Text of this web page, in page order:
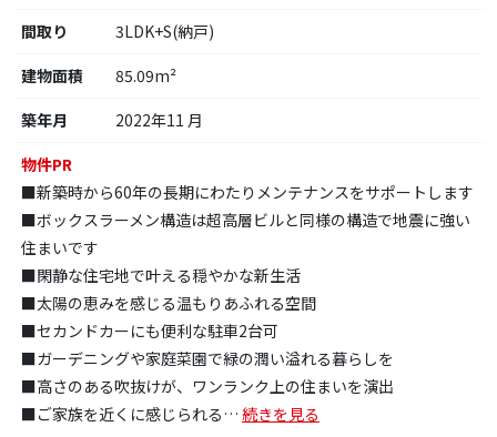
間取り
3LDK+S(納戸)
建物面積
85.09m²
築年月
2022年11 月
物件PR
■新築時から60年の長期にわたりメンテナンスをサポートします
■ボックスラーメン構造は超高層ビルと同様の構造で地震に強い
住まいです
■閑静な住宅地で叶える穏やかな新生活
■太陽の恵みを感じる温もりあふれる空間
■セカンドカーにも便利な駐車2台可
■ガーデニングや家庭菜園で緑の潤い溢れる暮らしを
■高さのある吹抜けが、ワンランク上の住まいを演出
■ご家族を近くに感じられる… 続きを見る